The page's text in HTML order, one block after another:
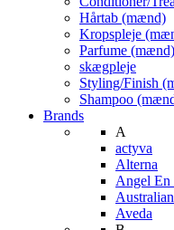
Hårtab (mænd)
Kropspleje
Parfume (mænd)
skægpleje
Styling/Finish
Shampoo
Brands
A
actyva
Alterna
Angel En
Aveda